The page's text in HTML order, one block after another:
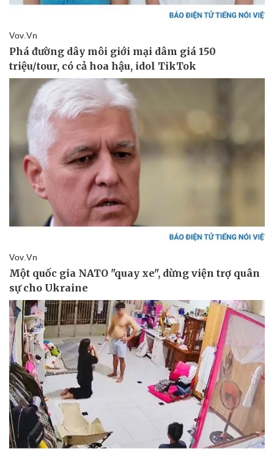
Pháp luật
Vụ án
Tin nóng
Tư vấn luật
Quân sự - Quốc phòng
Vũ khí
Việt Nam